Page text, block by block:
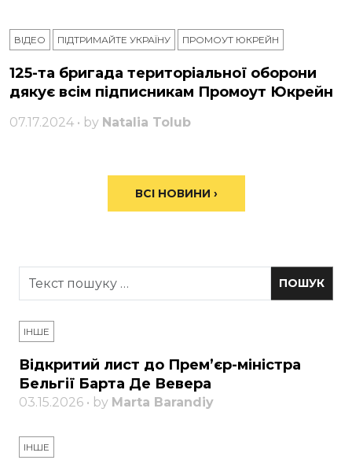
ВІДЕО ПІДТРИМАЙТЕ УКРАЇНУ ПРОМОУТ ЮКРЕЙН
125-та бригада територіальної оборони
дякує всім підписникам Промоут Юкрейн
07.17.2024 • by Natalia Tolub
ВСІ НОВИНИ ›
ІНШЕ
Відкритий лист до Прем’єр-міністра
Бельгії Барта Де Вевера
03.15.2026 • by Marta Barandiy
ІНШЕ